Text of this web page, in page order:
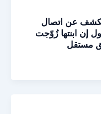
عن اتصال
إن ابنتها زُوّجت
مستقل